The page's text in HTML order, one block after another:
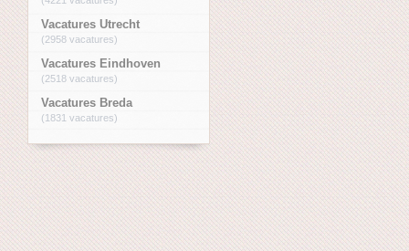
Vacatures Utrecht
(2958 vacatures)
Vacatures Eindhoven
(2518 vacatures)
Vacatures Breda
(1831 vacatures)